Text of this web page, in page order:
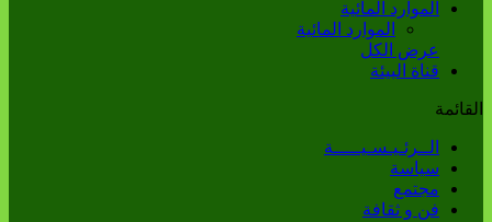
الموارد المائية
الموارد المائية
عرض الكل
قناة البيئة
القائمة
الــرئـيـسـيـــــة
سياسة
مجتمع
فن و ثقافة